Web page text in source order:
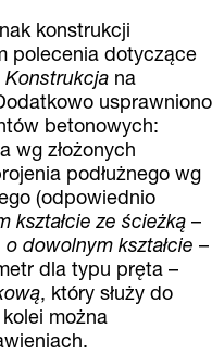
konstrukcji
polecenia dotyczące
Konstrukcja na
usprawniono
betonowych:
wg złożonych
podłużnego wg
(odpowiednio
kształcie ze ścieżką –
dowolnym kształcie –
dla typu pręta –
, który służy do
można